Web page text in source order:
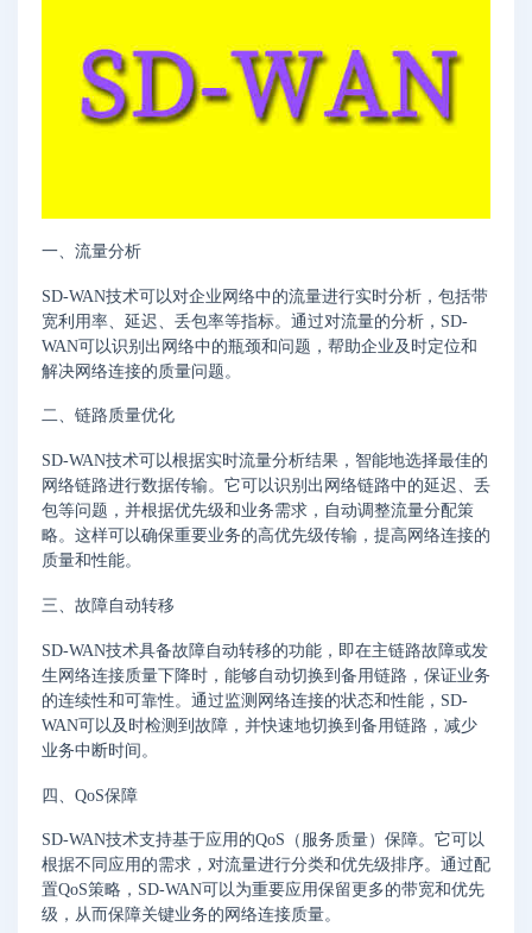
一、流量分析
SD-WAN技术可以对企业网络中的流量进行实时分析，包括带
宽利用率、延迟、丢包率等指标。通过对流量的分析，SD-
WAN可以识别出网络中的瓶颈和问题，帮助企业及时定位和
解决网络连接的质量问题。
二、链路质量优化
SD-WAN技术可以根据实时流量分析结果，智能地选择最佳的
网络链路进行数据传输。它可以识别出网络链路中的延迟、丢
包等问题，并根据优先级和业务需求，自动调整流量分配策
略。这样可以确保重要业务的高优先级传输，提高网络连接的
质量和性能。
三、故障自动转移
SD-WAN技术具备故障自动转移的功能，即在主链路故障或发
生网络连接质量下降时，能够自动切换到备用链路，保证业务
的连续性和可靠性。通过监测网络连接的状态和性能，SD-
WAN可以及时检测到故障，并快速地切换到备用链路，减少
业务中断时间。
四、QoS保障
SD-WAN技术支持基于应用的QoS（服务质量）保障。它可以
根据不同应用的需求，对流量进行分类和优先级排序。通过配
置QoS策略，SD-WAN可以为重要应用保留更多的带宽和优先
级，从而保障关键业务的网络连接质量。